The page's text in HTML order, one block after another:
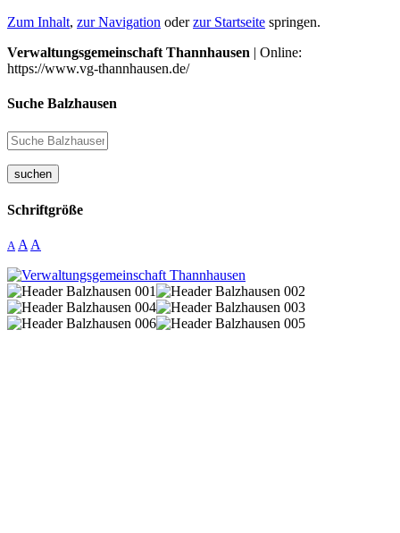
Zum Inhalt, zur Navigation oderzur Startseite springen.
Verwaltungsgemeinschaft Thannhausen | Online:
https://www.vg-thannhausen.de/
Suche Balzhausen
suchen
Schriftgröße
A A A